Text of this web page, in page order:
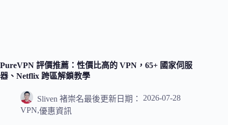
PureVPN 評價推薦：性價比高的 VPN，65+ 國家伺服
器、Netflix 跨區解鎖教學
Sliven 褚崇名最後更新日期：
2026-07-28
VPN,優惠資訊